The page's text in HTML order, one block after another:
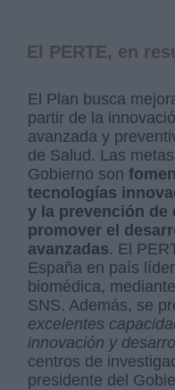
El PERTE, en
El Plan busca
partir de la
avanzada y
de Salud. Las
Gobierno son
tecnologías
y la prevención de
promover el
avanzadas. El
España en país
biomédica,
SNS. Además, se
excelentes
innovación y
centros de
presidente del